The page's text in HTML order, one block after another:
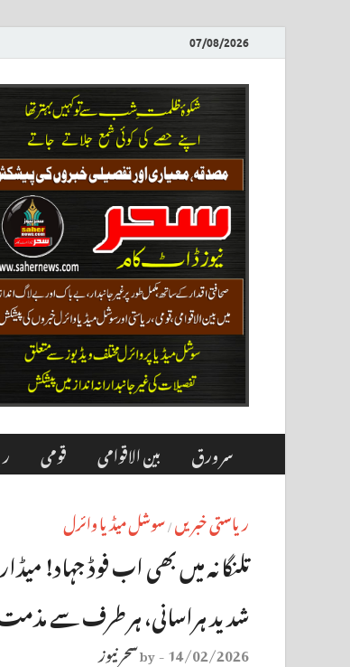
07/08/2026
سر ورق بین الاقوامی قومی
ریاستی خبریں / سوشل میڈیا وائرل
تلنگانہ میں بھی اب فوڈ جہاد!
شدید ہراسانی، ہر طرف سے
14/02/2026
-
byسحر نیوز